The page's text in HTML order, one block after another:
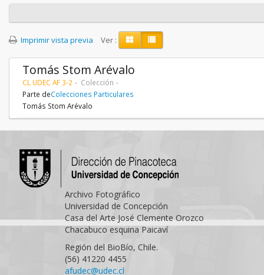
Imprimir vista previa Ver :
Tomás Stom Arévalo
CL UDEC AF 3-2
Colección
Parte deColecciones Particulares
Tomás Stom Arévalo
Archivo Fotográfico
Universidad de Concepción
Casa del Arte José Clemente Orozco
Chacabuco esquina Paicaví
Región del BioBío, Chile.
(56) 41220 4455
afudec@udec.cl